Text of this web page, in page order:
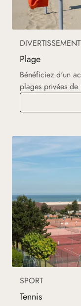
DIVERTISSEMENT
Plage
Bénéficiez d'un
plages privées de
SPORT
Tennis